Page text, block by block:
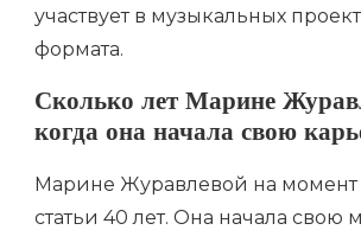
участвует в музыкальных
формата.
Сколько лет Марине
когда она начала свою
Марине Журавлевой на момент
статьи 40 лет. Она начала свою